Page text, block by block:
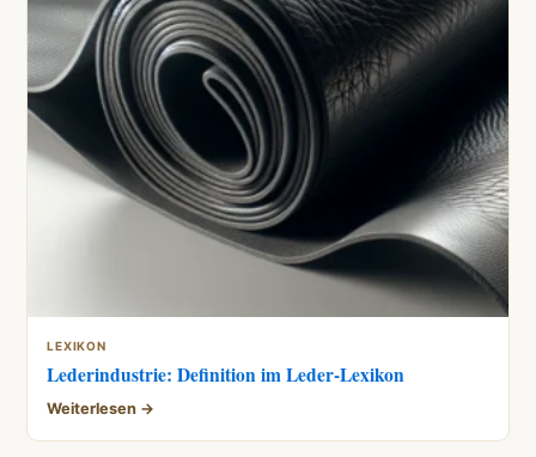
LEXIKON
Lederindustrie: Definition im Leder-Lexikon
Weiterlesen →